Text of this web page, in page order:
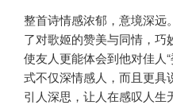
整首诗情感浓郁，意境深远
了对歌姬的赞美与同情，巧
使友人更能体会到他对佳人
式不仅深情感人，而且更具
引人深思，让人在感叹人